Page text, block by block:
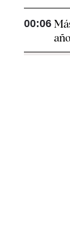
00:06